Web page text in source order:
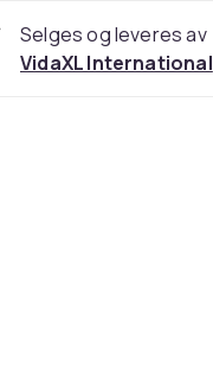
Selges og leveres av
VidaXL International